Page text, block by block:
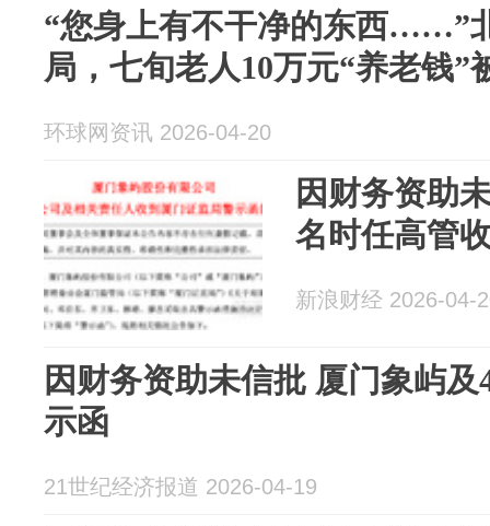
“您身上有不干净的东西……”
局，七旬老人10万元“养老钱”
环球网资讯 2026-04-20
因财务资助
名时任高管
新浪财经 2026-04-
因财务资助未信批 厦门象屿
示函
21世纪经济报道 2026-04-19